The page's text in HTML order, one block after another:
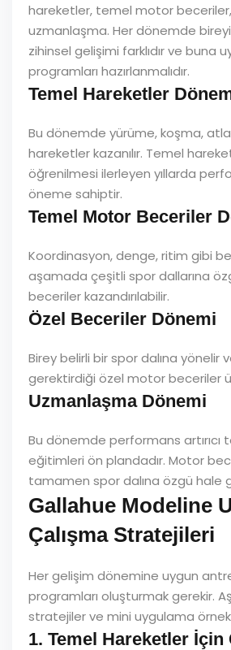
hareketler, temel motor
uzmanlaşma. Her dönemde
zihinsel gelişimi farklıdır ve buna
programları hazırlanmalıdır.
Temel Hareketler
Bu dönemde yürüme, koşma,
hareketler kazanılır. Temel
öğrenilmesi ilerleyen yıllarda
öneme sahiptir.
Temel Motor Beceriler
Koordinasyon, denge, ritim gibi
aşamada çeşitli spor dallarına
beceriler kazandırılabilir.
Özel Beceriler Dönemi
Birey belirli bir spor dalına yönelir
gerektirdiği özel motor beceriler
Uzmanlaşma Dönemi
Bu dönemde performans artırıcı
eğitimleri ön plandadır. Motor
tamamen spor dalına özgü hale
Gallahue Modeline
Çalışma Stratejileri
Her gelişim dönemine uygun
programları oluşturmak gerekir.
stratejiler ve mini uygulama
1. Temel Hareketler İçin